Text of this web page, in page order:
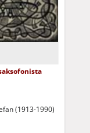
(1913-1990)